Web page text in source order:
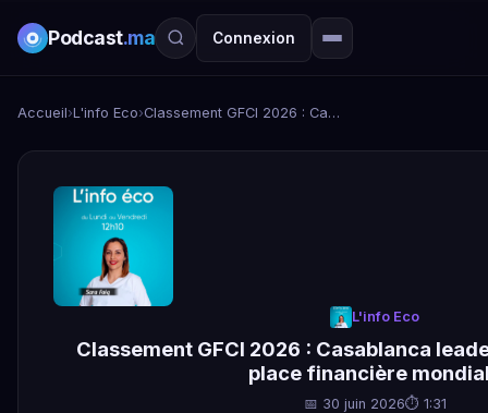
Podcast.ma Connexion
Accueil›L'info Eco› Classement GFCI 2026 : Casablanca leader en Afrique et 49e place financière mondiale
L'info Eco
Classement GFCI 2026 : Casablanca
place financière
📅 30 juin 2026⏱ 1:31